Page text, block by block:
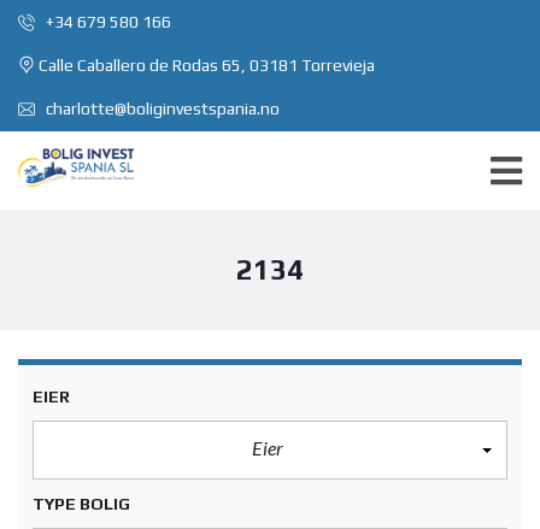
+34 679 580 166
Calle Caballero de Rodas 65, 03181 Torrevieja
charlotte@boliginvestspania.no
2134
EIER
Eier
TYPE BOLIG